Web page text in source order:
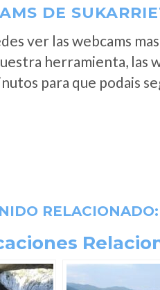
DE
ver las webcams
herramienta, las
para que podais
RELACIONADO: